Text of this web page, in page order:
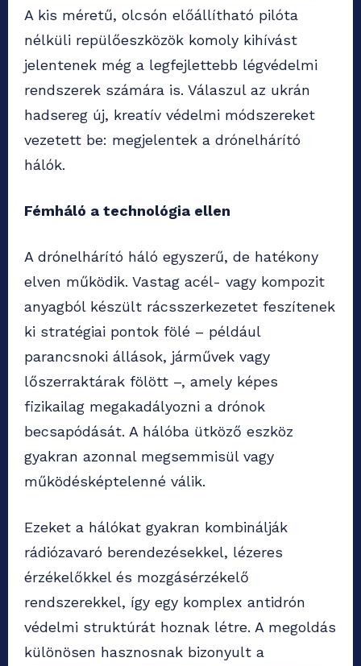
A kis méretű, olcsón előállítható pilóta
nélküli repülőeszközök komoly kihívást
jelentenek még a legfejlettebb légvédelmi
rendszerek számára is. Válaszul az ukrán
hadsereg új, kreatív védelmi módszereket
vezetett be: megjelentek a drónelhárító
hálók.
Fémháló a technológia ellen
A drónelhárító háló egyszerű, de hatékony
elven működik. Vastag acél- vagy kompozit
anyagból készült rácsszerkezetet feszítenek
ki stratégiai pontok fölé – például
parancsnoki állások, járművek vagy
lőszerraktárak fölött –, amely képes
fizikailag megakadályozni a drónok
becsapódását. A hálóba ütköző eszköz
gyakran azonnal megsemmisül vagy
működésképtelenné válik.
Ezeket a hálókat gyakran kombinálják
rádiózavaró berendezésekkel, lézeres
érzékelőkkel és mozgásérzékelő
rendszerekkel, így egy komplex antidrón
védelmi struktúrát hoznak létre. A megoldás
különösen hasznosnak bizonyult a